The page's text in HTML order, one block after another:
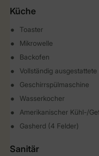
Küche
Toaster
Mikrowelle
Backofen
Vollständig ausgestattete
Geschirrspülmaschine
Wasserkocher
Amerikanischer Kühl-/
Gasherd (4 Felder)
Sanitär